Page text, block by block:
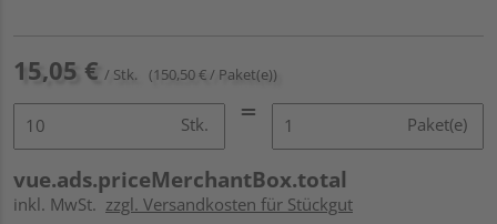
15,05 € / Stk. (150,50 € / Paket(e))
Stk. Paket(e)
vue.ads.priceMerchantBox.total
inkl. MwSt. zzgl. Versandkosten für Stückgut